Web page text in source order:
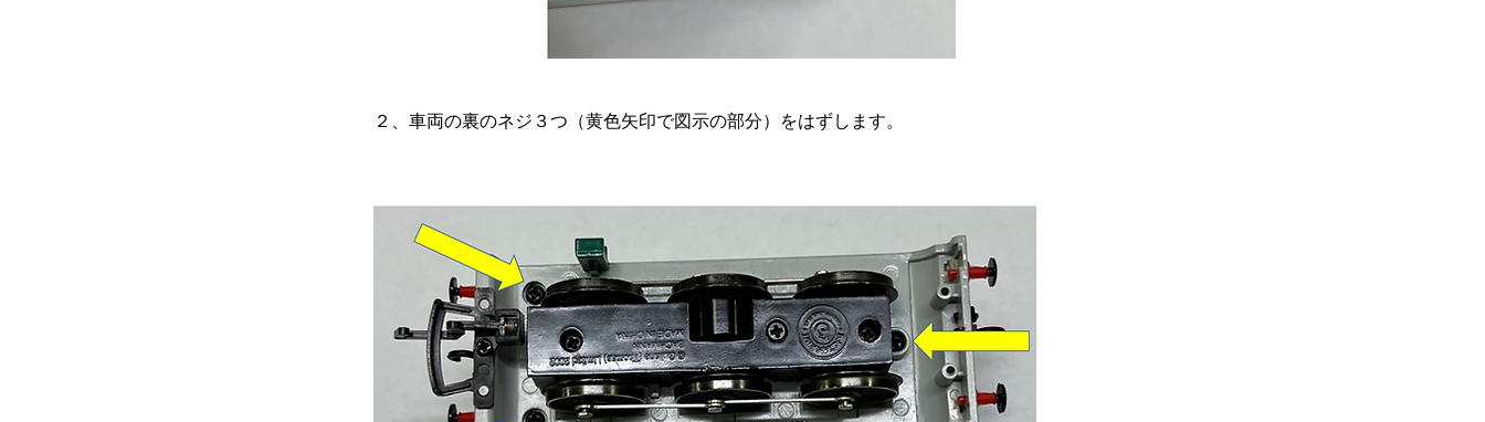
２、車両の裏のネジ３つ（黄色矢印で図示の部分）をはずします。